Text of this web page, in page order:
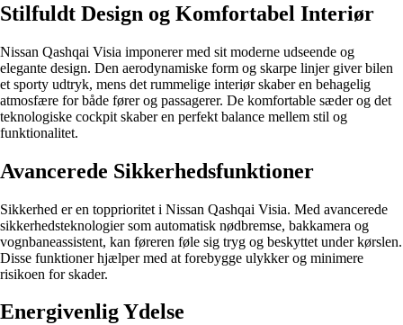
Stilfuldt Design og Komfortabel Interiør
Nissan Qashqai Visia imponerer med sit moderne udseende og
elegante design. Den aerodynamiske form og skarpe linjer giver bilen
et sporty udtryk, mens det rummelige interiør skaber en behagelig
atmosfære for både fører og passagerer. De komfortable sæder og det
teknologiske cockpit skaber en perfekt balance mellem stil og
funktionalitet.
Avancerede Sikkerhedsfunktioner
Sikkerhed er en topprioritet i Nissan Qashqai Visia. Med avancerede
sikkerhedsteknologier som automatisk nødbremse, bakkamera og
vognbaneassistent, kan føreren føle sig tryg og beskyttet under kørslen.
Disse funktioner hjælper med at forebygge ulykker og minimere
risikoen for skader.
Energivenlig Ydelse